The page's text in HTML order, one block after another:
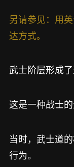
另请参见：用
达方式。
武士阶层形成了
这是一种战士
当时，武士道
行为。